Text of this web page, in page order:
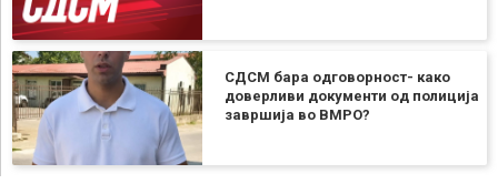
СДСМ бара одговорност- како
доверливи документи од полиција
завршија во ВМРО?